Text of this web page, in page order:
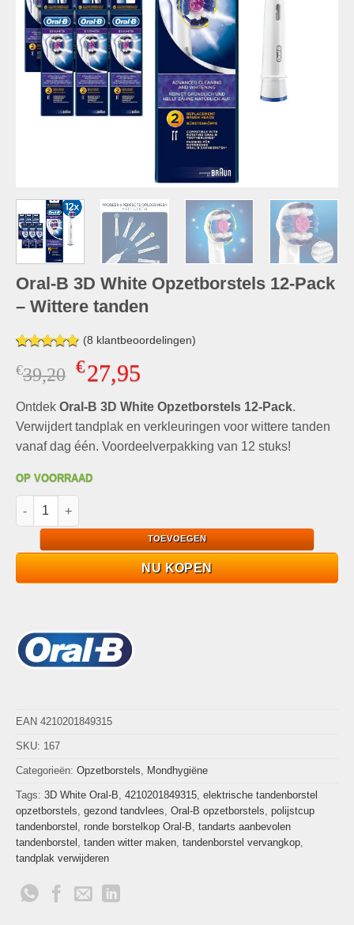
Oral-B 3D White Opzetborstels 12-Pack
– Wittere tanden
Gewaardeerd
4.88op 5
gebaseerd
waarderingen
(8 klantbeoordelingen)
€39,20 Oorspronkelijke
was:
€39,20.
€27,95Huidige
is:
€27,95.
Ontdek Oral-B 3D White Opzetborstels 12-Pack.
Verwijdert tandplak en verkleuringen voor wittere tanden
vanaf dag één. Voordeelverpakking van 12 stuks!
OP VOORRAAD
Oral-B 3D White Opzetborstels 12-Pack - Wittere tanden aantal
TOEVOEGEN
NU KOPEN
EAN 4210201849315
SKU: 167
Categorieën: Opzetborstels Mondhygiëne
Tags: 3D White Oral-B 4210201849315 elektrische tandenborstel
opzetborstels gezond tandvlees Oral-B opzetborstels polijstcup
tandenborstel
ronde borstelkop Oral-B tandarts aanbevolen
tandenborstel
tanden witter maken tandenborstel vervangkop
tandplak verwijderen